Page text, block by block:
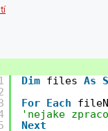
1
Dim files As
For
Each
'nejake
Next